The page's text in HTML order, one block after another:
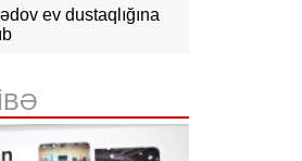
Səudiyyə Ərəbistanı
Sazişini
birinə hücum
ev dustaqlığına